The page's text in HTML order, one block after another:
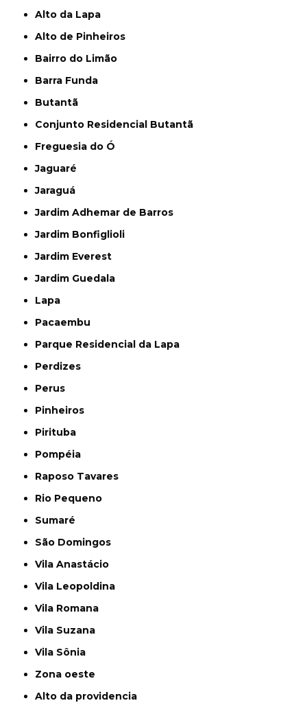
Alto da Lapa
Alto de Pinheiros
Bairro do Limão
Barra Funda
Butantã
Conjunto Residencial Butantã
Freguesia do Ó
Jaguaré
Jaraguá
Jardim Adhemar de Barros
Jardim Bonfiglioli
Jardim Everest
Jardim Guedala
Lapa
Pacaembu
Parque Residencial da Lapa
Perdizes
Perus
Pinheiros
Pirituba
Pompéia
Raposo Tavares
Rio Pequeno
Sumaré
São Domingos
Vila Anastácio
Vila Leopoldina
Vila Romana
Vila Suzana
Vila Sônia
Zona oeste
alto da providencia